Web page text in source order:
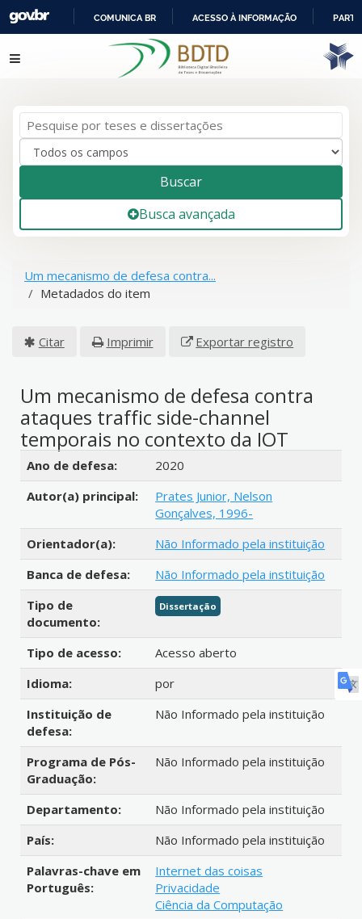
IR
PARA
COMUNICA BR ACESSO À INFORMAÇÃO
Pular para o conteúdo
Buscar
Busca avançada
Um mecanismo de defesa contra...
Metadados do item
Citar Imprimir Exportar registro
Um mecanismo de defesa contra
ataques traffic side-channel
temporais no contexto da IOT
Detalhes bibliográficos
Ano de defesa:
2020
Autor(a) principal:
Prates Junior, Nelson
Gonçalves, 1996-
Orientador(a):
Não Informado pela instituição
Banca de defesa:
Não Informado pela instituição
Tipo de
documento:
Dissertação
Tipo de acesso:
Acesso aberto
Idioma:
por
Instituição de
defesa:
Não Informado pela instituição
Programa de Pós-
Graduação:
Não Informado pela instituição
Departamento:
Não Informado pela instituição
País:
Não Informado pela instituição
Palavras-chave em
Português:
Internet das coisas
Privacidade
Ciência da Computação